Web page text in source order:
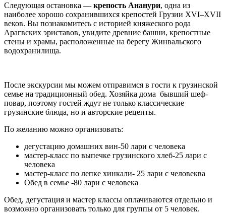
Следующая остановка — крепость Ананури, одна из
наиболее хорошо сохранившихся крепостей Грузии XVI–XVII
веков. Вы познакомитесь с историей княжеского рода
Арагвских эриставов, увидите древние башни, крепостные
стены и храмы, расположенные на берегу Жинвальского
водохранилища.
После экскурсии мы можем отправимся в гости к грузинской
семье на традиционный обед. Хозяйка дома бывший шеф-
повар, поэтому гостей ждут не только классические
грузинские блюда, но и авторские рецепты.
По желанию можно организовать:
дегустацию домашних вин-50 лари с человека
мастер-класс по выпечке грузинского хлеб-25 лари с
человека
мастер-класс по лепке хинкали- 25 лари с человеква
Обед в семье -80 лари с человека
Обед, дегустация и мастер классы оплачиваются отдельно и
возможно организовать только для группы от 5 человек.